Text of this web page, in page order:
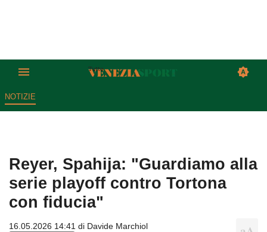
NOTIZIE
Reyer, Spahija: "Guardiamo alla
serie playoff contro Tortona
con fiducia"
16.05.2026 14:41 di Davide Marchiol